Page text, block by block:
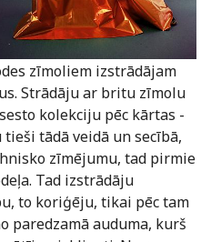
zīmoliem izstrādājam
Strādāju ar britu zīmolu
kolekciju pēc kārtas -
tādā veidā un secībā,
zīmējumu, tad pirmie
Tad izstrādāju
to koriģēju, tikai pēc tam
paredzamā auduma, kurš